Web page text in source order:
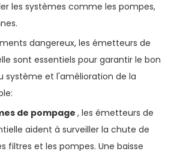
les systèmes comme les pompes,
dangereux, les émetteurs de
sont essentiels pour garantir le bon
système et l'amélioration de la
de pompage , les émetteurs de
aident à surveiller la chute de
filtres et les pompes. Une baisse